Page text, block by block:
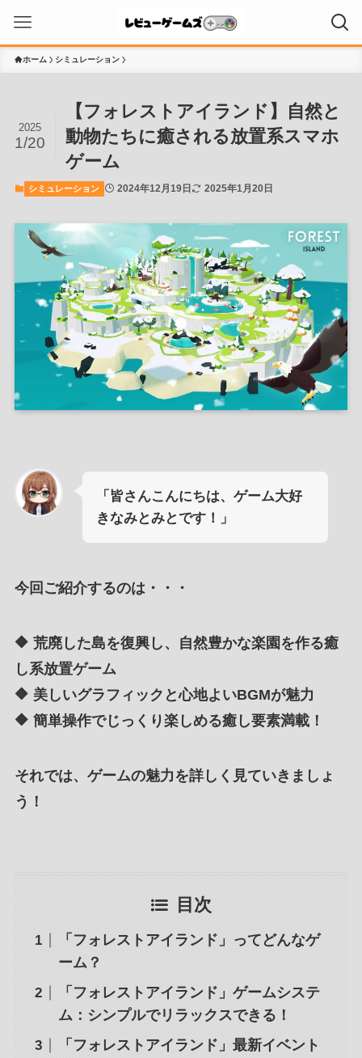
ホーム シミュレーション
【フォレストアイランド】自然と
動物たちに癒される放置系スマホ
ゲーム
2025
1/20
シミュレーション 2024年12月19日 2025年1月20日
「皆さんこんにちは、ゲーム大好
きなみとみとです！」
今回ご紹介するのは・・・
🔶 荒廃した島を復興し、自然豊かな楽園を作る癒
し系放置ゲーム
🔶 美しいグラフィックと心地よいBGMが魅力
🔶 簡単操作でじっくり楽しめる癒し要素満載！
それでは、ゲームの魅力を詳しく見ていきましょ
う！
目次
「フォレストアイランド」ってどんなゲ
ーム？
「フォレストアイランド」ゲームシステ
ム：シンプルでリラックスできる！
「フォレストアイランド」最新イベント